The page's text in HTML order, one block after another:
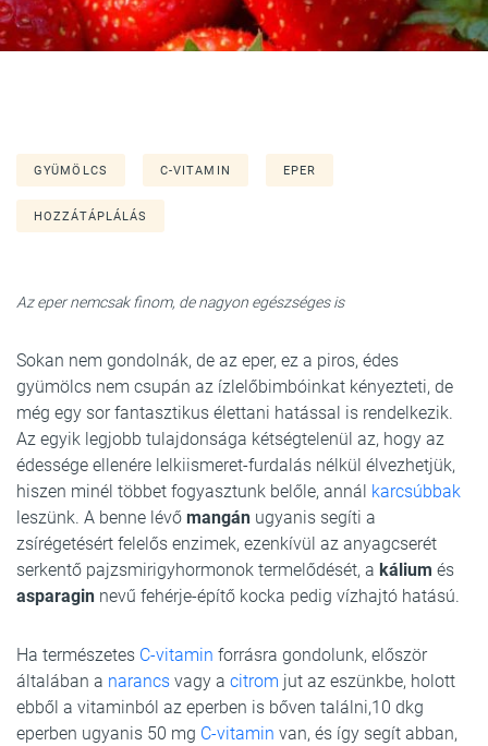
GYÜMÖLCS C-VITAMIN EPER
HOZZÁTÁPLÁLÁS
Az eper nemcsak finom, de nagyon egészséges is
Sokan nem gondolnák, de az eper, ez a piros, édes
gyümölcs nem csupán az ízlelőbimbóinkat kényezteti, de
még egy sor fantasztikus élettani hatással is rendelkezik.
Az egyik legjobb tulajdonsága kétségtelenül az, hogy az
édessége ellenére lelkiismeret-furdalás nélkül élvezhetjük,
hiszen minél többet fogyasztunk belőle, annál karcsúbbak
leszünk. A benne lévő mangán ugyanis segíti a
zsírégetésért felelős enzimek, ezenkívül az anyagcserét
serkentő pajzsmirigyhormonok termelődését, a kálium és
asparagin nevű fehérje-építő kocka pedig vízhajtó hatású.
Ha természetes C-vitamin forrásra gondolunk, először
általában a narancs vagy a citrom jut az eszünkbe, holott
ebből a vitaminból az eperben is bőven találni,10 dkg
eperben ugyanis 50 mg C-vitamin van, és így segít abban,